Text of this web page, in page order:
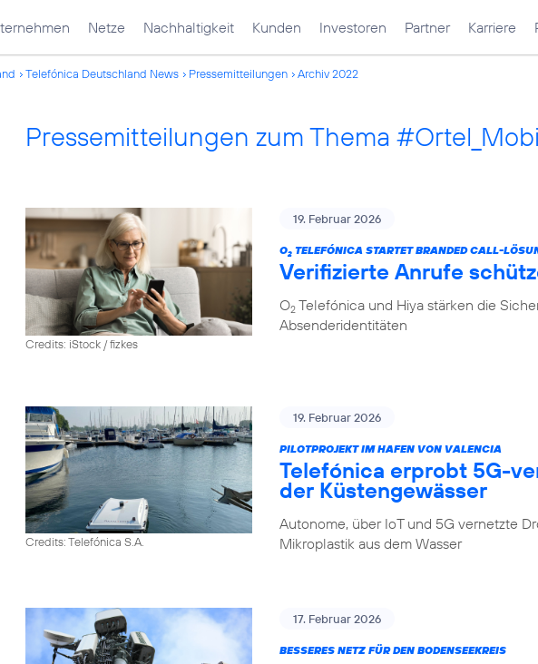
Netze Nachhaltigkeit Kunden Investoren Partner Karriere
Telefónica Deutschland News Pressemitteilungen Archiv 2022
Pressemitteilungen zum Thema
Credits: iStock / fizkes
19. Februar 2026
O2 TELEFÓNICA STARTET BRANDED CALL-
Verifizierte Anrufe
O2 Telefónica und Hiya stärken die
Absenderidentitäten
Credits: Telefónica S.A.
19. Februar 2026
PILOTPROJEKT IM HAFEN VON VALENCIA
Telefónica erprobt 5G-
der Küstengewässer
Autonome, über IoT und 5G vernetzte
Mikroplastik aus dem Wasser
17. Februar 2026
BESSERES NETZ FÜR DEN BODENSEEKREIS